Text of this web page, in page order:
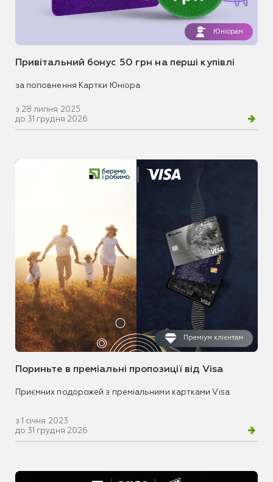
Юніорам
Привітальний бонус 50 грн на перші купівлі
за поповнення Картки Юніора
з 28 липня 2025
до 31 грудня 2026
Преміум клієнтам
Пориньте в преміальні пропозиції від Visa
Приємних подорожей з преміальними картками Visa
з 1 січня 2023
до 31 грудня 2026